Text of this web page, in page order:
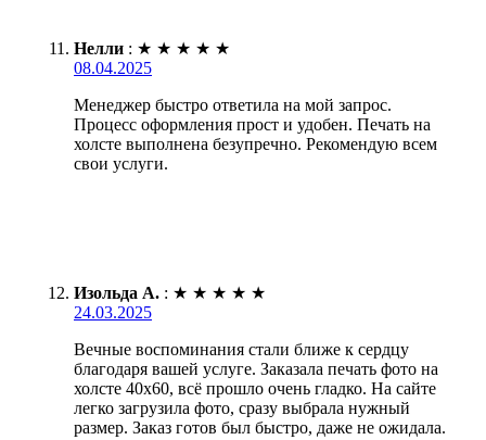
Нелли : ★ ★ ★ ★ ★
08.04.2025
Менеджер быстро ответила на мой запрос.
Процесс оформления прост и удобен. Печать на
холсте выполнена безупречно. Рекомендую всем
свои услуги.
Изольда А. : ★ ★ ★ ★ ★
24.03.2025
Вечные воспоминания стали ближе к сердцу
благодаря вашей услуге. Заказала печать фото на
холсте 40х60, всё прошло очень гладко. На сайте
легко загрузила фото, сразу выбрала нужный
размер. Заказ готов был быстро, даже не ожидала.